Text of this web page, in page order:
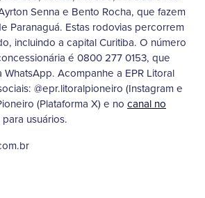
Senna e Bento Rocha, que fazem
Paranaguá. Estas rodovias percorrem
incluindo a capital Curitiba. O número
é 0800 277 0153, que
Acompanhe a EPR Litoral
@epr.litoralpioneiro (Instagram e
(Plataforma X) e no canal no
usuários.